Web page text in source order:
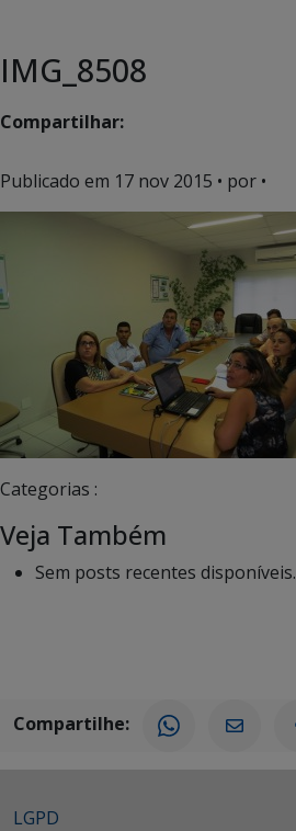
IMG_8508
Compartilhar:
Publicado em 17 nov 2015 • por •
Categorias :
Veja Também
Sem posts recentes disponíveis.
Compartilhe:
LGPD